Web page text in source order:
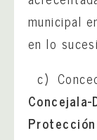
municipal
en lo
c)